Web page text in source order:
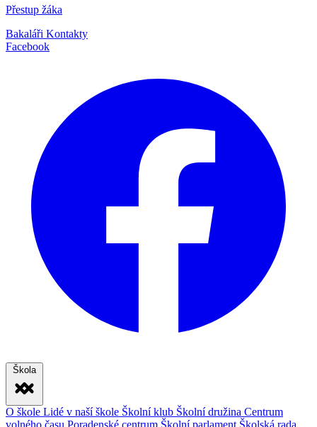
Přestup žáka
Bakaláři Kontakty
Facebook
Škola
O škole Lidé v naší škole Školní klub Školní družina Centrum
volného času Poradenské centrum Školní parlament Školská rada